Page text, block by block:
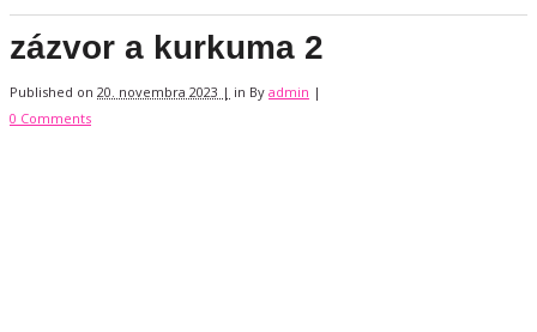
zázvor a kurkuma 2
Published on 20. novembra 2023 | in By admin |
0 Comments